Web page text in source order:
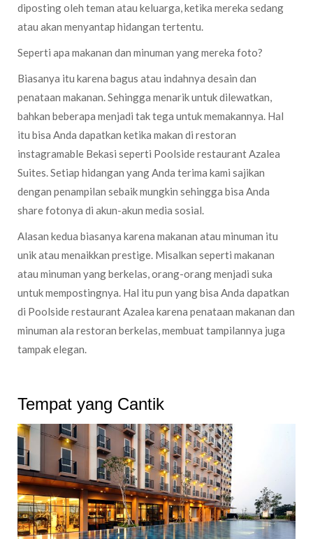
diposting oleh teman atau keluarga, ketika mereka sedang
atau akan menyantap hidangan tertentu.
Seperti apa makanan dan minuman yang mereka foto?
Biasanya itu karena bagus atau indahnya desain dan
penataan makanan. Sehingga menarik untuk dilewatkan,
bahkan beberapa menjadi tak tega untuk memakannya. Hal
itu bisa Anda dapatkan ketika makan di restoran
instagramable Bekasi seperti Poolside restaurant Azalea
Suites. Setiap hidangan yang Anda terima kami sajikan
dengan penampilan sebaik mungkin sehingga bisa Anda
share fotonya di akun-akun media sosial.
Alasan kedua biasanya karena makanan atau minuman itu
unik atau menaikkan prestige. Misalkan seperti makanan
atau minuman yang berkelas, orang-orang menjadi suka
untuk mempostingnya. Hal itu pun yang bisa Anda dapatkan
di Poolside restaurant Azalea karena penataan makanan dan
minuman ala restoran berkelas, membuat tampilannya juga
tampak elegan.
Tempat yang Cantik